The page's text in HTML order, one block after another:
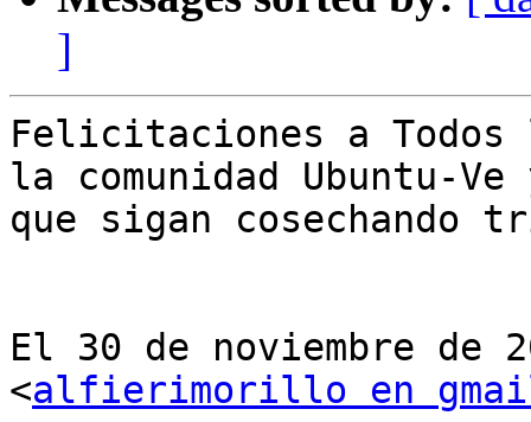
]
Felicitaciones a Todos
la comunidad Ubuntu-Ve
que sigan cosechando
El 30 de noviembre
<alfierimorillo en